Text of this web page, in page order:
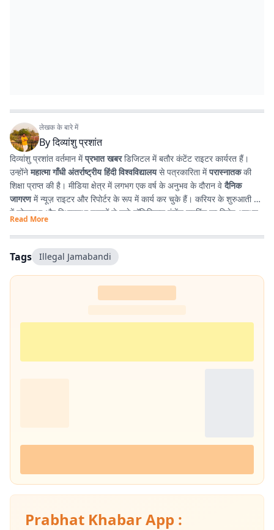
लेखक के बारे में
Byदिव्यांशु प्रशांत
दिव्यांशु प्रशांत वर्तमान मेंप्रभात खबरडिजिटल में बतौर कंटेंट राइटर कार्यरत हैं।
उन्होंनेमहात्मा गाँधी अंतर्राष्ट्रीय हिंदी विश्वविद्यालयसे पत्रकारिता मेंपरास्नातककी
शिक्षा प्राप्त की है। मीडिया क्षेत्र में लगभग एक वर्ष के अनुभव के दौरान वेदैनिक
जागरणमें न्यूज़ राइटर और रिपोर्टर के रूप में कार्य कर चुके हैं। करियर के शुरुआती दौर
में लोकसभा और विधानसभा चुनावों से जुड़े पॉलिटिकल कंटेंट राइटिंग का विशेष अनुभव
प्राप्त किया। इसके अतिरिक्त उन्होंने
किया है, जिसके कारण साहित्य, पठन-पाठन, लेखन और कविता-सृजन में उनकी विशेष
रुचि है। सटीक, निष्पक्ष और प्रभावशाली लेखन के माध्यम से पाठकों तक विश्वसनीय
जानकारी पहुँचाना उनकी पेशेवर पहचान है।
Read More
Tags Illegal Jamabandi
Prabhat Khabar App :